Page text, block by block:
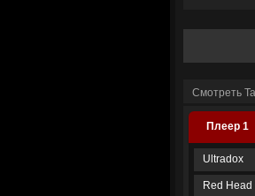
Смотреть
Плеер 1
Ultradox
Red Head